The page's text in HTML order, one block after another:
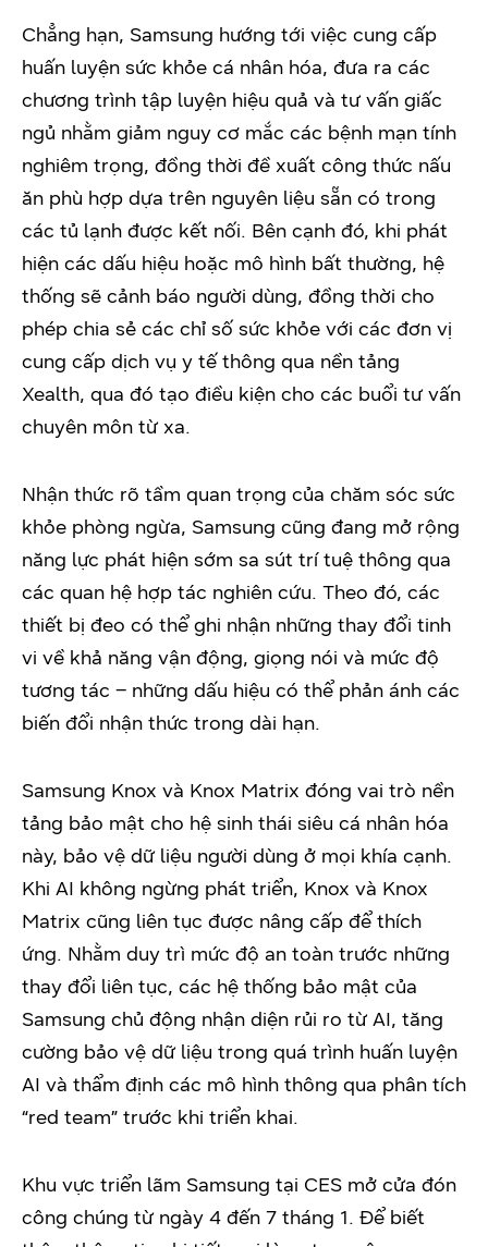
Chẳng hạn, Samsung hướng tới việc cung cấp
huấn luyện sức khỏe cá nhân hóa, đưa ra các
chương trình tập luyện hiệu quả và tư vấn giấc
ngủ nhằm giảm nguy cơ mắc các bệnh mạn tính
nghiêm trọng, đồng thời đề xuất công thức nấu
ăn phù hợp dựa trên nguyên liệu sẵn có trong
các tủ lạnh được kết nối. Bên cạnh đó, khi phát
hiện các dấu hiệu hoặc mô hình bất thường, hệ
thống sẽ cảnh báo người dùng, đồng thời cho
phép chia sẻ các chỉ số sức khỏe với các đơn vị
cung cấp dịch vụ y tế thông qua nền tảng
Xealth, qua đó tạo điều kiện cho các buổi tư vấn
chuyên môn từ xa.
Nhận thức rõ tầm quan trọng của chăm sóc sức
khỏe phòng ngừa, Samsung cũng đang mở rộng
năng lực phát hiện sớm sa sút trí tuệ thông qua
các quan hệ hợp tác nghiên cứu. Theo đó, các
thiết bị đeo có thể ghi nhận những thay đổi tinh
vi về khả năng vận động, giọng nói và mức độ
tương tác – những dấu hiệu có thể phản ánh các
biến đổi nhận thức trong dài hạn.
Samsung Knox và Knox Matrix đóng vai trò nền
tảng bảo mật cho hệ sinh thái siêu cá nhân hóa
này, bảo vệ dữ liệu người dùng ở mọi khía cạnh.
Khi AI không ngừng phát triển, Knox và Knox
Matrix cũng liên tục được nâng cấp để thích
ứng. Nhằm duy trì mức độ an toàn trước những
thay đổi liên tục, các hệ thống bảo mật của
Samsung chủ động nhận diện rủi ro từ AI, tăng
cường bảo vệ dữ liệu trong quá trình huấn luyện
AI và thẩm định các mô hình thông qua phân tích
“red team” trước khi triển khai.
Khu vực triển lãm Samsung tại CES mở cửa đón
công chúng từ ngày 4 đến 7 tháng 1. Để biết